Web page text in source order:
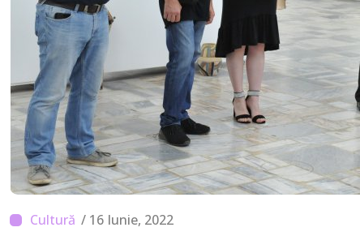
/ 16 Iunie, 2022